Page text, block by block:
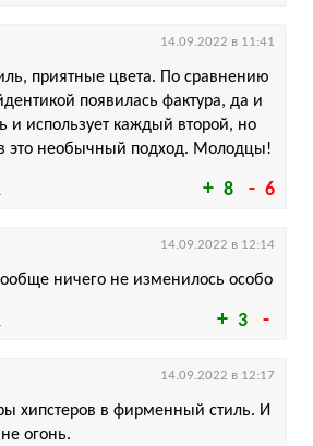
8 6
приятные цвета. По сравнению
появилась фактура, да и
и использует каждый второй, но
это необычный подход. Молодцы!
14.09.2022 в 11:41
3
ничего не изменилось особо
14.09.2022 в 12:14
хипстеров в фирменный стиль. И
огонь.
14.09.2022 в 12:17